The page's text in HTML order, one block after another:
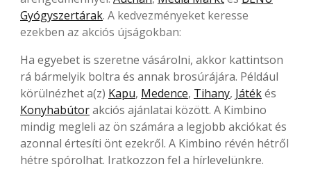
Gyógyszertárak. A kedvezményeket keresse
ezekben az akciós újságokban:
Ha egyebet is szeretne vásárolni, akkor kattintson
rá bármelyik boltra és annak brosúrájára. Például
körülnézhet a(z) Kapu, Medence, Tihany, Játékés
Konyhabútorakciós ajánlatai között. A Kimbino
mindig megleli az ön számára a legjobb akciókat és
azonnal értesíti önt ezekről. A Kimbino révén hétről
hétre spórolhat. Iratkozzon fel a hírlevelünkre.